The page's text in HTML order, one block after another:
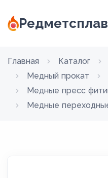
Главная Каталог
Медный прокат
Медные пресс
Медные